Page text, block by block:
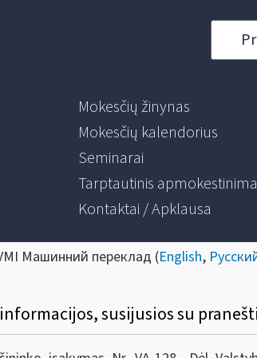
Mokesčių žinynas
Mokesčių kalendorius
Seminarai
Tarptautinis
Kontaktai / Apklausa
Машинний переклад (English,